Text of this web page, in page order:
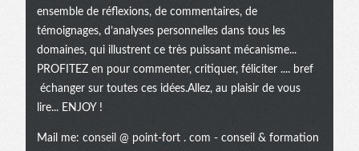
ensemble de réflexions, de commentaires, de
témoignages, d’analyses personnelles dans tous les
domaines, qui illustrent ce très puissant mécanisme...
PROFITEZ en pour commenter, critiquer, féliciter .... bref
échanger sur toutes ces idées.Allez, au plaisir de vous
lire... ENJOY !
Mail me: conseil @ point-fort . com - conseil & formation